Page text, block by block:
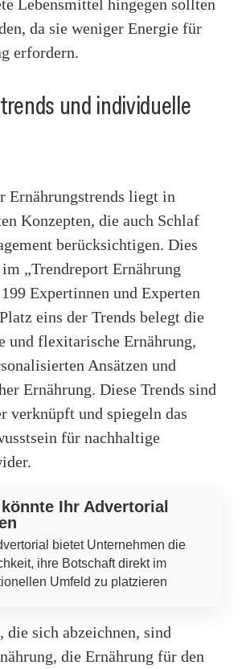
Lebensmittel hingegen sollten
da sie weniger Energie für
erfordern.
und individuelle
Ernährungstrends liegt in
Konzepten, die auch Schlaf
berücksichtigen. Dies
„Trendreport Ernährung
Expertinnen und Experten
eins der Trends belegt die
und flexitarische Ernährung,
Ansätzen und
Ernährung. Diese Trends sind
verknüpft und spiegeln das
für nachhaltige
Ihr Advertorial
bietet Unternehmen die
ihre Botschaft direkt im
Umfeld zu platzieren
die sich abzeichnen, sind
die Ernährung für den